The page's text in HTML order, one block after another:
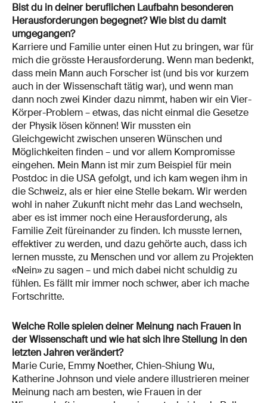
Bist du in deiner beruflichen Laufbahn besonderen
Herausforderungen begegnet? Wie bist du damit
umgegangen?
Karriere und Familie unter einen Hut zu bringen, war für
mich die grösste Herausforderung. Wenn man bedenkt,
dass mein Mann auch Forscher ist (und bis vor kurzem
auch in der Wissenschaft tätig war), und wenn man
dann noch zwei Kinder dazu nimmt, haben wir ein Vier-
Körper-Problem – etwas, das nicht einmal die Gesetze
der Physik lösen können! Wir mussten ein
Gleichgewicht zwischen unseren Wünschen und
Möglichkeiten finden – und vor allem Kompromisse
eingehen. Mein Mann ist mir zum Beispiel für mein
Postdoc in die USA gefolgt, und ich kam wegen ihm in
die Schweiz, als er hier eine Stelle bekam. Wir werden
wohl in naher Zukunft nicht mehr das Land wechseln,
aber es ist immer noch eine Herausforderung, als
Familie Zeit füreinander zu finden. Ich musste lernen,
effektiver zu werden, und dazu gehörte auch, dass ich
lernen musste, zu Menschen und vor allem zu Projekten
«Nein» zu sagen – und mich dabei nicht schuldig zu
fühlen. Es fällt mir immer noch schwer, aber ich mache
Fortschritte.
Welche Rolle spielen deiner Meinung nach Frauen in
der Wissenschaft und wie hat sich ihre Stellung in den
letzten Jahren verändert?
Marie Curie, Emmy Noether, Chien-Shiung Wu,
Katherine Johnson und viele andere illustrieren meiner
Meinung nach am besten, wie Frauen in der